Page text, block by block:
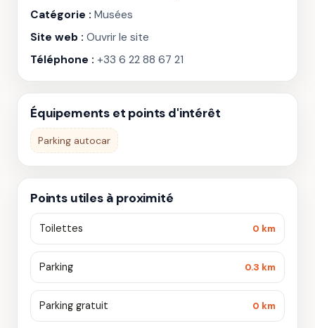
Catégorie : Musées
Site web : Ouvrir le site
Téléphone : +33 6 22 88 67 21
Équipements et points d'intérêt
Parking autocar
Points utiles à proximité
Toilettes 0 km
Parking 0.3 km
Parking gratuit 0 km